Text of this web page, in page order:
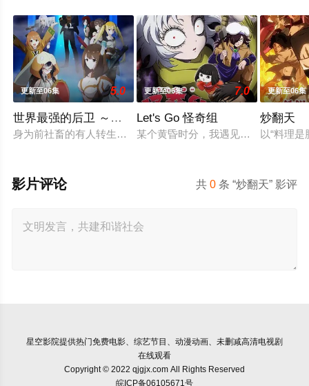
更新至06集 5.0
世界最强的后卫 ～迷宫国的新人探索者～
身为前社畜的有人转生后担任起来路不明的职业『后卫』，但
更新至06集 7.0
Let's Go 怪奇组
某个黄昏时分，我遇见了专门恐吓人
更新至06集
炒翻天
以“料理
共0 条 “炒翻天” 影评
影片评论
星空影院提供热门免费电影、综艺节目、动漫动画、未删减高清电视剧
在线观看
Copyright © 2022 qjgjx.com All Rights Reserved
皖ICP备06105671号